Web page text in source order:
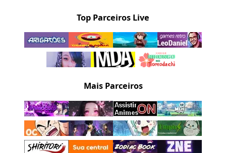
Top Parceiros Live
Mais Parceiros